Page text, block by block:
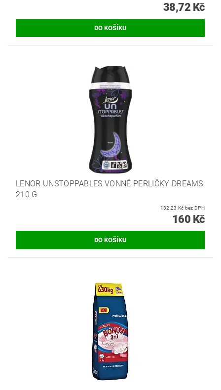
38,72 Kč
LENOR UNSTOPPABLES VONNÉ PERLIČKY DREAMS
210 G
132,23 Kč bez DPH
160 Kč